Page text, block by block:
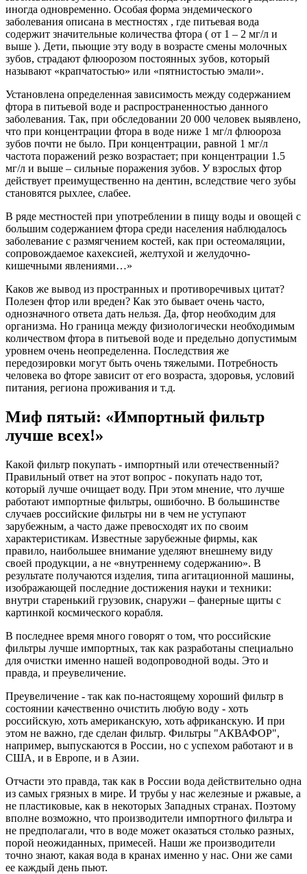
иногда одновременно. Особая форма эндемического
заболевания описана в местностях , где питьевая вода
содержит значительные количества фтора ( от 1 – 2 мг/л и
выше ). Дети, пьющие эту воду в возрасте смены молочных
зубов, страдают флюорозом постоянных зубов, который
называют «крапчатостью» или «пятнистостью эмали».
Установлена определенная зависимость между содержанием
фтора в питьевой воде и распространенностью данного
заболевания. Так, при обследовании 20 000 человек выявлено,
что при концентрации фтора в воде ниже 1 мг/л флюороза
зубов почти не было. При концентрации, равной 1 мг/л
частота поражений резко возрастает; при концентрации 1.5
мг/л и выше – сильные поражения зубов. У взрослых фтор
действует преимущественно на дентин, вследствие чего зубы
становятся рыхлее, слабее.
В ряде местностей при употреблении в пищу воды и овощей с
большим содержанием фтора среди населения наблюдалось
заболевание с размягчением костей, как при остеомаляции,
сопровождаемое кахексией, желтухой и желудочно-
кишечными явлениями…»
Каков же вывод из пространных и противоречивых цитат?
Полезен фтор или вреден? Как это бывает очень часто,
однозначного ответа дать нельзя. Да, фтор необходим для
организма. Но граница между физиологически необходимым
количеством фтора в питьевой воде и предельно допустимым
уровнем очень неопределенна. Последствия же
передозировки могут быть очень тяжелыми. Потребность
человека во фторе зависит от его возраста, здоровья, условий
питания, региона проживания и т.д.
Миф пятый: «Импортный фильтр
лучше всех!»
Какой фильтр покупать - импортный или отечественный?
Правильный ответ на этот вопрос - покупать надо тот,
который лучше очищает воду. При этом мнение, что лучше
работают импортные фильтры, ошибочно. В большинстве
случаев российские фильтры ни в чем не уступают
зарубежным, а часто даже превосходят их по своим
характеристикам. Известные зарубежные фирмы, как
правило, наибольшее внимание уделяют внешнему виду
своей продукции, а не «внутреннему содержанию». В
результате получаются изделия, типа агитационной машины,
изображающей последние достижения науки и техники:
внутри старенький грузовик, снаружи – фанерные щиты с
картинкой космического корабля.
В последнее время много говорят о том, что российские
фильтры лучше импортных, так как разработаны специально
для очистки именно нашей водопроводной воды. Это и
правда, и преувеличение.
Преувеличение - так как по-настоящему хороший фильтр в
состоянии качественно очистить любую воду - хоть
российскую, хоть американскую, хоть африканскую. И при
этом не важно, где сделан фильтр. Фильтры "АКВАФОР",
например, выпускаются в России, но с успехом работают и в
США, и в Европе, и в Азии.
Отчасти это правда, так как в России вода действительно одна
из самых грязных в мире. И трубы у нас железные и ржавые, а
не пластиковые, как в некоторых Западных странах. Поэтому
вполне возможно, что производители импортного фильтра и
не предполагали, что в воде может оказаться столько разных,
порой неожиданных, примесей. Наши же производители
точно знают, какая вода в кранах именно у нас. Они же сами
ее каждый день пьют.